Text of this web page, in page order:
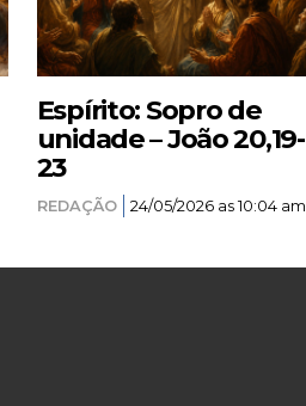
Espírito: Sopro de
unidade – João 20,19-
23
REDAÇÃO 24/05/2026 as 10:04 am